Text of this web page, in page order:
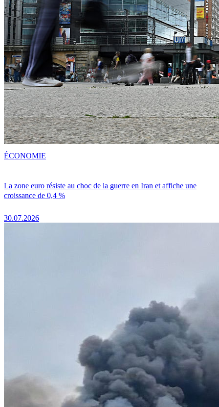
La zone euro résiste au choc de la guerre en Iran et affiche une
croissance de 0,4 %
30.07.2026
ÉCONOMIE